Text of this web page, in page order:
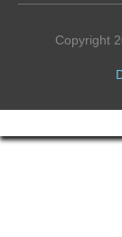
Copyright